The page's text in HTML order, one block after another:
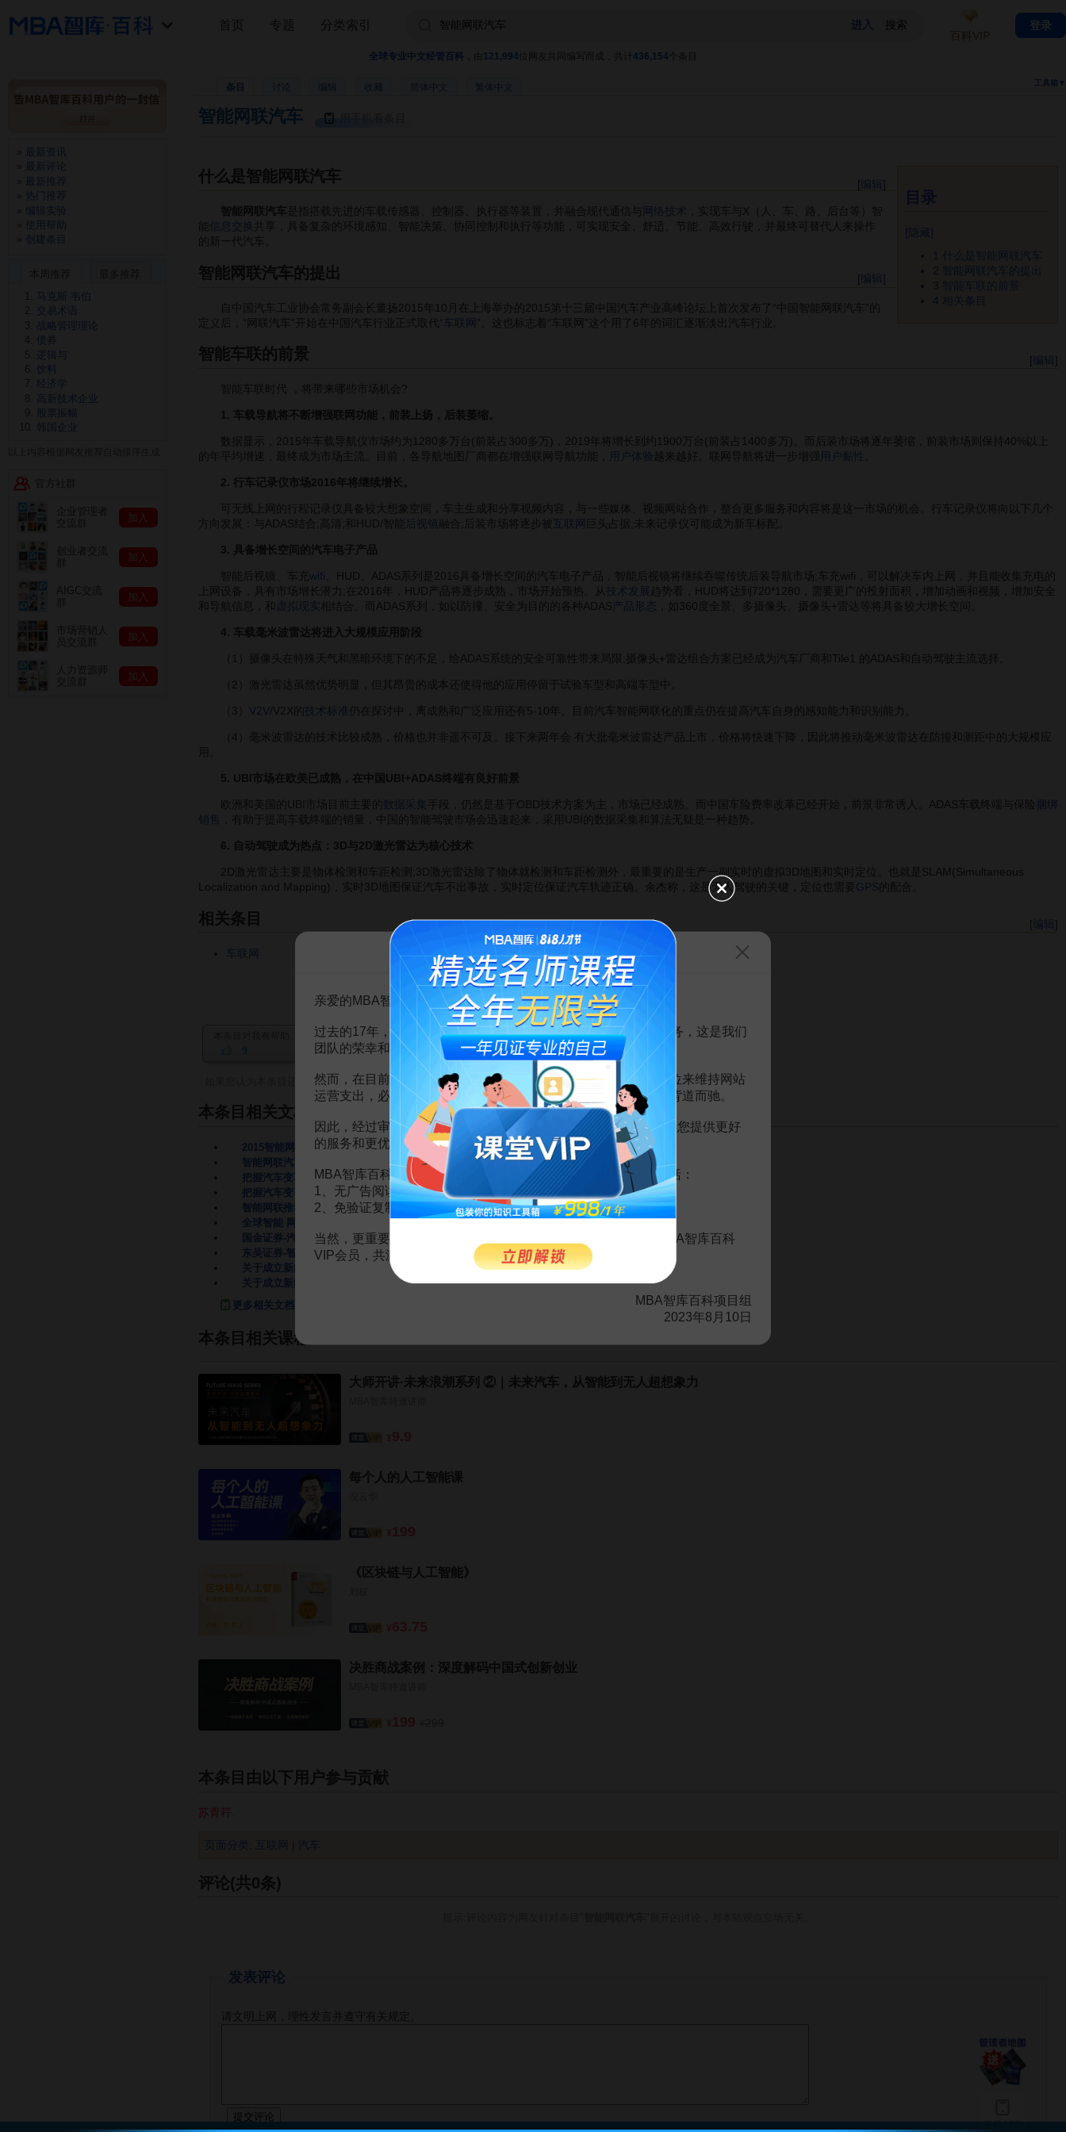
全球专业中文经管百科 121,994 位网友共同编写而成，共计 436,154 个条目
条目 收藏 工具箱▼
智能网联汽车
什么是智能网联汽车
2 智能网联汽车的提出
3 智能车联的前景
4
相关条目
[编辑
什么是智能网联汽车
智能网联汽车 是指搭载先进的车载传感器、控制器、执行器等装置，并融合现代通信与 网络技术
，实现车与X（人、车、路、后台等）智
信息交换
共享，具备复杂的环境感知、智能决策、协同控制和执行等功能，可实现安全、舒适、节能、高效行驶，并最终可替代人来操作
的新一代汽车。
[编辑
智能网联汽车的提出
自中国汽车工业协会常务副会长董扬2015年10月在上海举办的2015第十三届中国汽车产业高峰论坛上首次发布了“中国智能网联汽车”的
定义后，“网联汽车”开始在中国汽车行业正式取代“车联网 ”。这也标志着“车联网”这个用了6年的词汇逐渐淡出汽车行业。
[编辑
智能车联的前景
智能车联时代 ，将带来哪些市场机会?
1. 车载导航将不断增强联网功能，前装上扬，后装萎缩。
数据显示，2015年车载导航仪市场约为1280多万台(前装占300多万)，2019年将增长到约1900万台(前装占1400多万)。而后装市场将逐年萎缩，前装市场则保持40%以上
的年平均增速，最终成为市场主流。目前，各导航地图厂商都在增强联网导航功能，
用户体验 越来越好。联网导航将进一步增强 用户黏性
2. 行车记录仪市场2016年将继续增长。
可无线上网的行程记录仪具备较大想象空间，车主生成和分享视频内容，与一些媒体、视频网站合作，整合更多服务和内容将是这一市场的机会。行车记录仪将向以下几个
方向发展：与ADAS结合;高清;和HUD/智能
后视镜 融合;后装市场将逐步被 互联网 巨头占据;未来记录仪可能成为新车标配。
3. 具备增长空间的汽车电子产品
智能后视镜、车充 wifi 、HUD、ADAS系列是2016具备增长空间的汽车电子产品，智能后视镜将继续吞噬传统后装导航市场;车充wifi，可以解决车内上网，并且能收集充电的
上网设备，具有市场增长潜力;在2016年，HUD产品将逐步成熟，市场开始预热。从 技术发展
趋势看，HUD将达到720*1280，需要更广的投射面积，增加动画和视频，增加安全
和导航信息，和 虚拟现实 相结合。而ADAS系列，如以防撞、安全为目的的各种ADAS产品形态 ，如360度全景、多摄像头、摄像头+雷达等将具备较大增长空间。
4. 车载毫米波雷达将进入大规模应用阶段
（1）摄像头在特殊天气和黑暗环境下的不足，给ADAS系统的安全可靠性带来局限;摄像头+雷达组合方案已经成为汽车厂商和Tile1 的ADAS和自动驾驶主流选择。
（2）激光雷达虽然优势明显，但其昂贵的成本还使得他的应用停留于试验车型和高端车型中。
（3） V2V/V2X的 技术标准 仍在探讨中，离成熟和广泛应用还有5-10年。目前汽车智能网联化的重点仍在提高汽车自身的感知能力和识别能力。
（4）毫米波雷达的技术比较成熟，价格也并非遥不可及。接下来两年会 有大批毫米波雷达产品上市，价格将快速下降，因此将推动毫米波雷达在防撞和测距中的大规模应
5. UBI市场在欧美已成熟，在中国UBI+ADAS终端有良好前景
欧洲和美国的UBI市场目前主要的 数据采集 手段，仍然是基于OBD技术方案为主，市场已经成熟。而中国车险费率改革已经开始，前景非常诱人。ADAS车载终端与保险
捆绑
销售
，有助于提高车载终端的销量，中国的智能驾驶市场会迅速起来，采用UBI的数据采集和算法无疑是一种趋势。
6. 自动驾驶成为热点：3D与2D激光雷达为核心技术
2D激光雷达主要是物体检测和车距检测;3D激光雷达除了物体就检测和车距检测外，最重要的是生产一副实时的虚拟3D地图和实时定位。也就是SLAM(Simultaneous
Localization and Mapping)，实时3D地图保证汽车不出事故，实时定位保证汽车轨迹正确。余杰称，这是无人驾驶的关键，定位也需要 GPS的配合。
[编辑
相关条目
车联网
9 赏 MBA智库APP
如果您认为本条目还有待完善，需要补充新内容或修改错误内容，请 编辑条目或 投诉举报
本条目相关文档
2015智能网联汽车调查 32页
智能网联汽车系列深度报告：网联连接汽车未来，智能车机产业链爆发 37页
把握汽车变革中的机会之智能网联汽车
106页
把握汽车变革中的机会之智能网联汽车 109页
智能网联推动汽车发展进入新时代
全球智能 网联汽车产业地图
国金证券-汽车：把握汽车变革中的机会之智能网联汽车
东吴证券-智能网联汽车系列深度报告（二）：网联连接汽车未来，智能车机产业链爆发
关于成立新能源（智能网联）汽车公司方案
关于成立新能源（智能网联）汽车研发公司方案 168页
更多相关文档
本条目相关课程
大师开讲·未来浪潮系列 ②｜未来汽车，从智能到无人超想象力
每个人的人工智能课
《区块链与人工智能》
决胜商战案例：深度解码中国式创新创业
本条目由以下用户参与贡献
苏青荇
页面分类 互联网 汽车
评论(共0条)
发表评论
请文明上网，理性发言并遵守有关规定。
首页 专题 分类索引
百科VIP
登录
最新资讯
最新评论
最新推荐
热门推荐
编辑实验
使用帮助
创建条目
马克斯·韦伯
交易术语
战略管理理论
债券
逻辑与
饮料
经济学
高新技术企业
股票振幅
韩国企业
加入
加入
加入
加入
加入
下载APP
告MBA智库百科用户的一封信
亲爱的MBA智库百科用户：
过去的17年，百科频道一直以免费公益的形式为大家提供知识服务，这是我们
团队的荣幸和骄傲。
然而，在目前越来越严峻的经营挑战下，单纯依靠不断增加广告位来维持网站
运营支出，必然会越来越影响您的使用体验，这也与我们的初衷背道而驰。
因此，经过审慎地考虑，我们决定推出VIP会员收费制度，以便为您提供更好
的服务和更优质的内容。
MBA智库百科VIP会员（9.9元 / 年， 点击开通），您的权益将包括：
1、无广告阅读；
2、免验证复制。
当然，更重要的是长期以来您对百科频道的支持。诚邀您加入MBA智库百科
VIP会员，共渡难关，共同见证彼此的成长和进步！
MBA智库百科项目组
2023年8月10日